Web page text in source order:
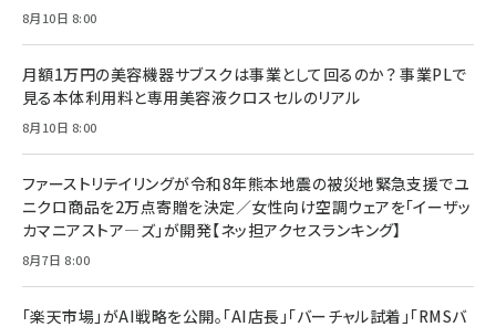
8月10日 8:00
月額1万円の美容機器サブスクは事業として回るのか？ 事業PLで
見る本体利用料と専用美容液クロスセルのリアル
8月10日 8:00
ファーストリテイリングが令和8年熊本地震の被災地緊急支援でユ
ニクロ商品を2万点寄贈を決定／女性向け空調ウェアを「イーザッ
カマニアストア―ズ」が開発【ネッ担アクセスランキング】
8月7日 8:00
「楽天市場」がAI戦略を公開。「AI店長」「バーチャル試着」「RMSバ